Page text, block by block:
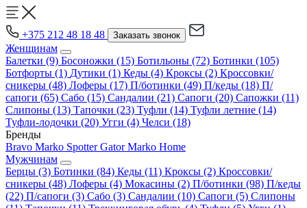
+375 212 48 18 48 Заказать звонок
Женщинам
Балетки (9) Босоножки (15) Ботильоны (72) Ботинки (105)
Ботфорты (1) Дутики (1) Кеды (4) Кроксы (2) Кроссовки/
сникеры (48) Лоферы (17) П/ботинки (49) П/кеды (18) П/
сапоги (65) Сабо (15) Сандалии (21) Сапоги (20) Сапожки (11)
Слипоны (13) Тапочки (23) Туфли (14) Туфли летние (14)
Туфли-лодочки (20) Угги (4) Челси (18)
Бренды
Bravo Marko Spotter Gator Marko Home
Мужчинам
Берцы (3) Ботинки (84) Кеды (11) Кроксы (2) Кроссовки/
сникеры (48) Лоферы (4) Мокасины (2) П/ботинки (98) П/кеды
(22) П/сапоги (3) Сабо (3) Сандалии (10) Сапоги (5) Слипоны